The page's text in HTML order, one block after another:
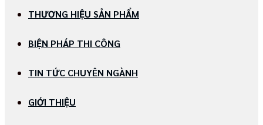
THƯƠNG HIỆU SẢN PHẨM
BIỆN PHÁP THI CÔNG
TIN TỨC CHUYÊN NGÀNH
GIỚI THIỆU